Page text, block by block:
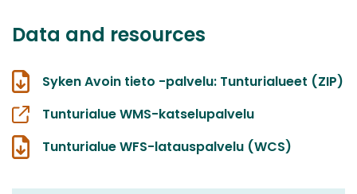
Data and resources
Syken Avoin tieto -palvelu: Tunturialueet (ZIP)
Tunturialue WMS-katselupalvelu
Tunturialue WFS-latauspalvelu (WCS)